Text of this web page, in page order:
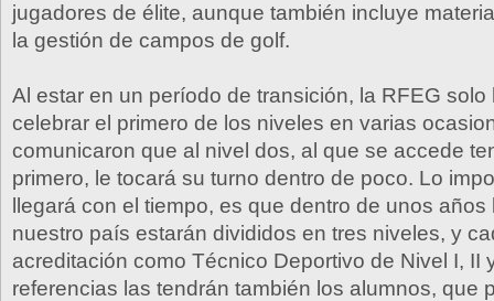
jugadores de élite, aunque también incluye
la gestión de campos de golf.
Al estar en un período de transición, la RFEG solo
celebrar el primero de los niveles en varias
comunicaron que al nivel dos, al que se accede
primero, le tocará su turno dentro de poco. Lo
llegará con el tiempo, es que dentro de unos
nuestro país estarán divididos en tres niveles, y
acreditación como Técnico Deportivo de Nivel I, II
referencias las tendrán también los alumnos, que